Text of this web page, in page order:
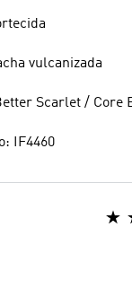
vulcanizada
Scarlet / Core
IF4460